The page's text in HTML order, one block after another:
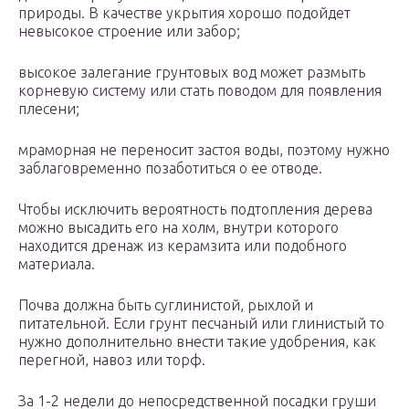
природы. В качестве укрытия хорошо подойдет
невысокое строение или забор;
высокое залегание грунтовых вод может размыть
корневую систему или стать поводом для появления
плесени;
мраморная не переносит застоя воды, поэтому нужно
заблаговременно позаботиться о ее отводе.
Чтобы исключить вероятность подтопления дерева
можно высадить его на холм, внутри которого
находится дренаж из керамзита или подобного
материала.
Почва должна быть суглинистой, рыхлой и
питательной. Если грунт песчаный или глинистый то
нужно дополнительно внести такие удобрения, как
перегной, навоз или торф.
За 1-2 недели до непосредственной посадки груши